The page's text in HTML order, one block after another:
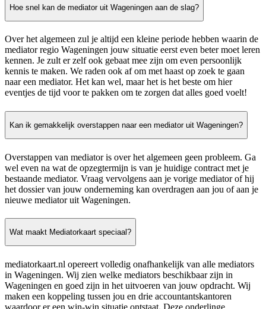
Hoe snel kan de mediator uit Wageningen aan de slag?
Over het algemeen zul je altijd een kleine periode hebben waarin de
mediator regio Wageningen jouw situatie eerst even beter moet leren
kennen. Je zult er zelf ook gebaat mee zijn om even persoonlijk
kennis te maken. We raden ook af om met haast op zoek te gaan
naar een mediator. Het kan wel, maar het is het beste om hier
eventjes de tijd voor te pakken om te zorgen dat alles goed voelt!
Kan ik gemakkelijk overstappen naar een mediator uit Wageningen?
Overstappen van mediator is over het algemeen geen probleem. Ga
wel even na wat de opzegtermijn is van je huidige contract met je
bestaande mediator. Vraag vervolgens aan je vorige mediator of hij
het dossier van jouw onderneming kan overdragen aan jou of aan je
nieuwe mediator uit Wageningen.
Wat maakt Mediatorkaart speciaal?
mediatorkaart.nl opereert volledig onafhankelijk van alle mediators
in Wageningen. Wij zien welke mediators beschikbaar zijn in
Wageningen en goed zijn in het uitvoeren van jouw opdracht. Wij
maken een koppeling tussen jou en drie accountantskantoren
waardoor er een win-win situatie ontstaat. Deze onderlinge